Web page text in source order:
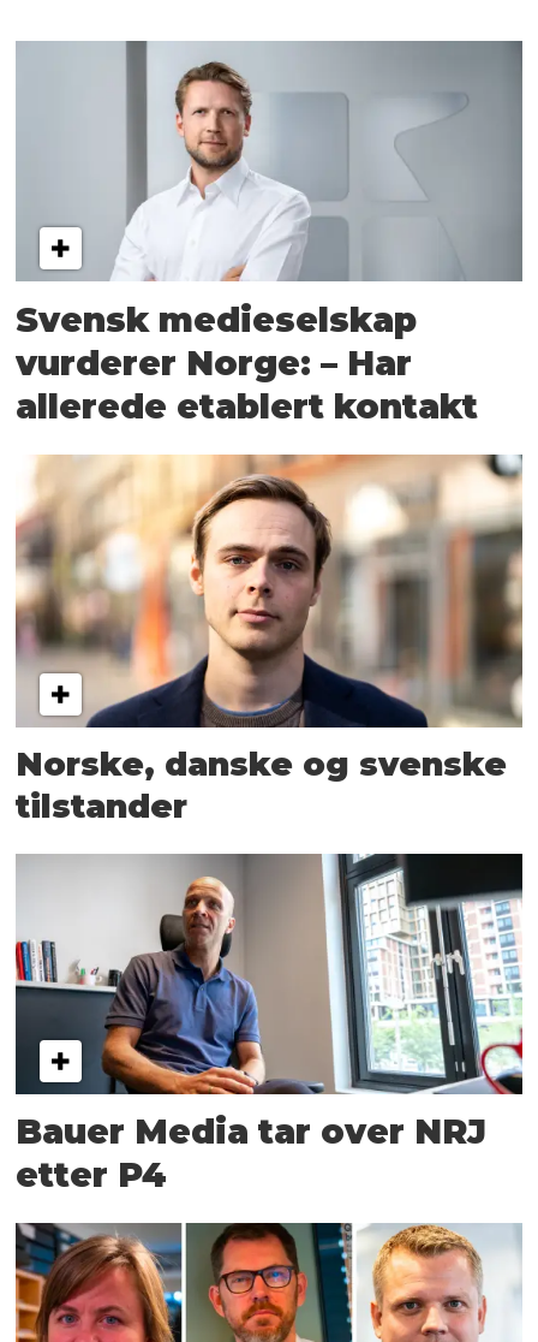
Svensk medieselskap
vurderer Norge: – Har
allerede etablert kontakt
Norske, danske og svenske
tilstander
Bauer Media tar over NRJ
etter P4